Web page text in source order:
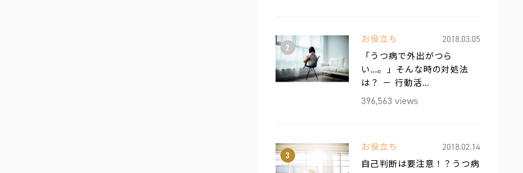
2
お役立ち
2018.03.05
「うつ病で外出がつら
い…。」そんな時の対処法
は？ － 行動活…
396,563 views
3
お役立ち
2018.02.14
自己判断は要注意！？うつ病